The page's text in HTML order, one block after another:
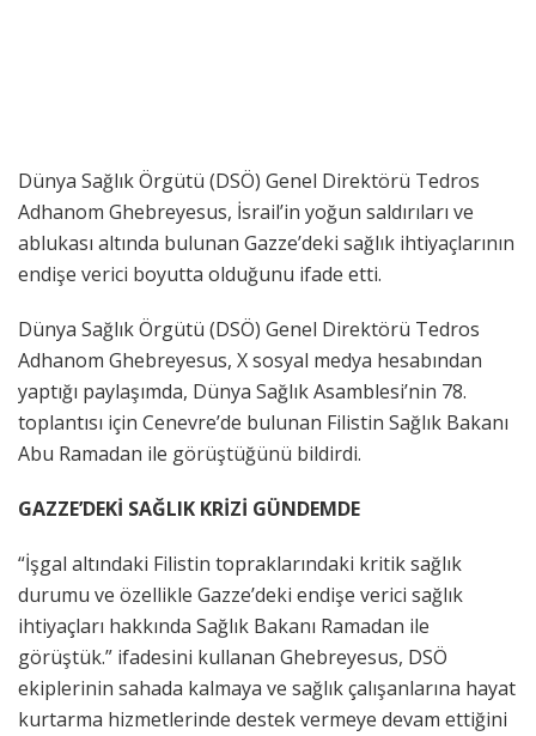
Dünya Sağlık Örgütü (DSÖ) Genel Direktörü Tedros
Adhanom Ghebreyesus, İsrail’in yoğun saldırıları ve
ablukası altında bulunan Gazze’deki sağlık ihtiyaçlarının
endişe verici boyutta olduğunu ifade etti.
Dünya Sağlık Örgütü (DSÖ) Genel Direktörü Tedros
Adhanom Ghebreyesus, X sosyal medya hesabından
yaptığı paylaşımda, Dünya Sağlık Asamblesi’nin 78.
toplantısı için Cenevre’de bulunan Filistin Sağlık Bakanı
Abu Ramadan ile görüştüğünü bildirdi.
GAZZE’DEKİ SAĞLIK KRİZİ GÜNDEMDE
“İşgal altındaki Filistin topraklarındaki kritik sağlık
durumu ve özellikle Gazze’deki endişe verici sağlık
ihtiyaçları hakkında Sağlık Bakanı Ramadan ile
görüştük.” ifadesini kullanan Ghebreyesus, DSÖ
ekiplerinin sahada kalmaya ve sağlık çalışanlarına hayat
kurtarma hizmetlerinde destek vermeye devam ettiğini